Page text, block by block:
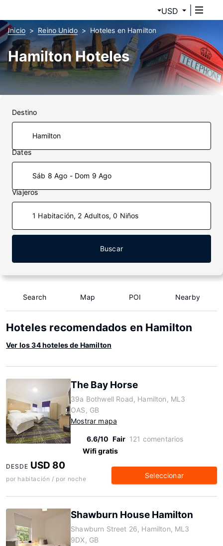
USD
Inicio Reino Unido Hoteles en Hamilton
Hamilton Hoteles
Destino
Dates
Sáb 8 Ago - Dom 9 Ago
Viajeros
1 Habitación, 2 Adultos, 0 Niños
Buscar
Search Map POI Nearby
Hoteles recomendados en Hamilton
Ver los 34 hoteles de Hamilton
The Bay Horse
39a Bothwell Road, Hamilton, ML3
OAS, GB
Mostrar mapa
6.6/10 Fair 121 comentarios
Wifi gratis
DESDE USD 80
por habitación / por noche Seleccionar
Shawburn House Hamilton
Shawburn Street 26, Hamilton, ML3
9DX, GB